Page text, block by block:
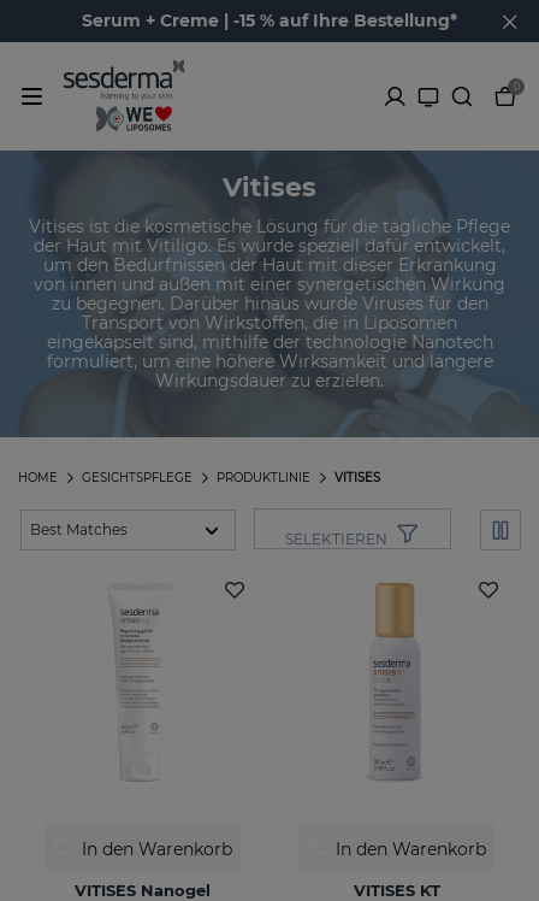
Serum + Creme | -15 % auf Ihre Bestellung*
0
Vitises
Vitises ist die kosmetische Lösung für die tägliche Pflege
der Haut mit Vitiligo. Es wurde speziell dafür entwickelt,
um den Bedürfnissen der Haut mit dieser Erkrankung
von innen und außen mit einer synergetischen Wirkung
zu begegnen. Darüber hinaus wurde Viruses für den
Transport von Wirkstoffen, die in Liposomen
eingekapselt sind, mithilfe der technologie Nanotech
formuliert, um eine höhere Wirksamkeit und längere
Wirkungsdauer zu erzielen.
VITISES
PRODUKTLINIE
GESICHTSPFLEGE
HOME
SELEKTIEREN
In den Warenkorb
VITISES Nanogel
In den Warenkorb
VITISES KT